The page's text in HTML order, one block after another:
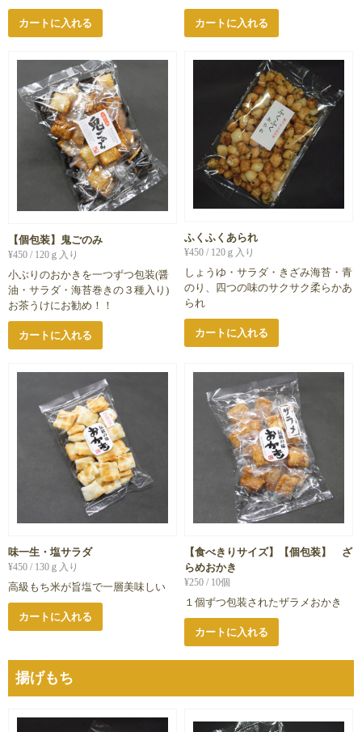
カートに入れる カートに入れる
【個包装】鬼ごのみ
¥450 / 120ｇ入り
小ぶりのおかきを一つずつ包装(醤
油・サラダ・海苔巻きの３種入り)
お茶うけにお勧め！！
カートに入れる
ふくふくあられ
¥450 / 120ｇ入り
しょうゆ・サラダ・きざみ海苔・青
のり、四つの味のサクサク柔らかあ
られ
カートに入れる
味一生・塩サラダ
¥450 / 130ｇ入り
高級もち米が旨塩で一層美味しい
カートに入れる
【食べきりサイズ】【個包装】 ざ
らめおかき
¥250 / 10個
１個ずつ包装されたザラメおかき
カートに入れる
揚げもち